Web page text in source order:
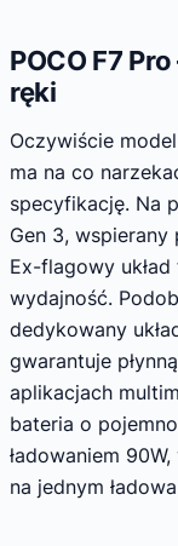
POCO F7
ręki
Oczywiście
ma na co
specyfikację. Na
Gen 3, wspierany
Ex-flagowy
wydajność.
dedykowany
gwarantuje
aplikacjach
bateria o
ładowaniem
na jednym